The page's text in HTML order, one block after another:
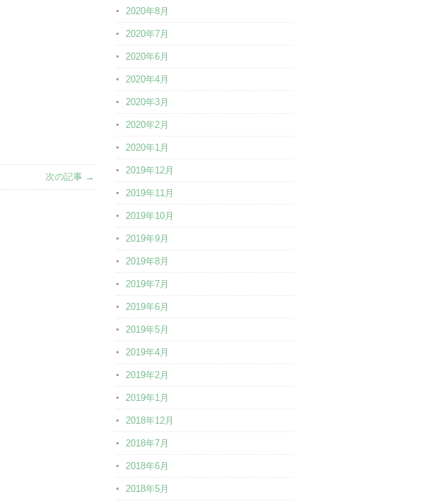
次の記事 →
2020年8月
2020年7月
2020年6月
2020年4月
2020年3月
2020年2月
2020年1月
2019年12月
2019年11月
2019年10月
2019年9月
2019年8月
2019年7月
2019年6月
2019年5月
2019年4月
2019年2月
2019年1月
2018年12月
2018年7月
2018年6月
2018年5月